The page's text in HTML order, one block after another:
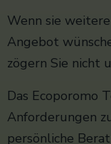
Wenn sie
Angebot
zögern Sie nicht
Das Ecoporomo
Anforderungen
persönliche